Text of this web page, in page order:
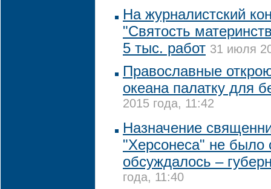
На журналистский
"Святость
5 тыс. работ 31 июля
Православные
океана палатку для
2015 года, 11:42
Назначение
"Херсонеса" не было
обсуждалось –
года, 11:40